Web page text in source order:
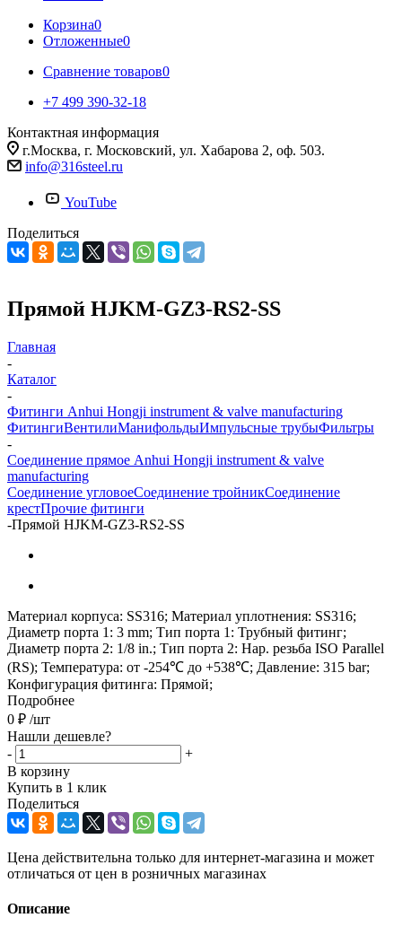
Корзина0
Отложенные0
Сравнение товаров0
+7 499 390-32-18
Контактная информация
г.Москва, г. Московский, ул. Хабарова 2, оф. 503.
info@316steel.ru
YouTube
Поделиться
Прямой HJKM-GZ3-RS2-SS
Главная
-
Каталог
-
Фитинги Anhui Hongji instrument & valve manufacturing
ФитингиВентилиМанифольдыИмпульсные трубыФильтры
-
Соединение прямое Anhui Hongji instrument & valve
manufacturing
Соединение угловоеСоединение тройникСоединение
крестПрочие фитинги
-Прямой HJKM-GZ3-RS2-SS
Материал корпуса: SS316; Материал уплотнения: SS316;
Диаметр порта 1: 3 mm; Тип порта 1: Трубный фитинг;
Диаметр порта 2: 1/8 in.; Тип порта 2: Нар. резьба ISO Parallel
(RS); Температура: от -254℃ до +538℃; Давление: 315 bar;
Конфигурация фитинга: Прямой;
Подробнее
0 ₽ /шт
Нашли дешевле?
-
+
В корзину
Купить в 1 клик
Поделиться
Цена действительна только для интернет-магазина и может
отличаться от цен в розничных магазинах
Описание